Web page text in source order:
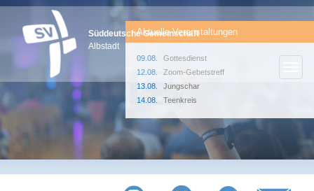
Aktuelle Veranstaltungen
09.08.
Gottesdienst
12.08.
Zoom-Gebetstreff
13.08.
Jungschar
14.08.
Teenkreis
Süddeutsche Gemeinschaft
Albstadt